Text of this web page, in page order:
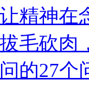
精神在
毛砍肉
的27个